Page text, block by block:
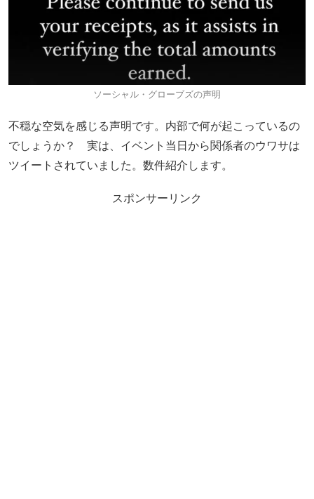
ソーシャル・グローブズの声明
不穏な空気を感じる声明です。内部で何が起こっているの
でしょうか？ 実は、イベント当日から関係者のウワサは
ツイートされていました。数件紹介します。
スポンサーリンク